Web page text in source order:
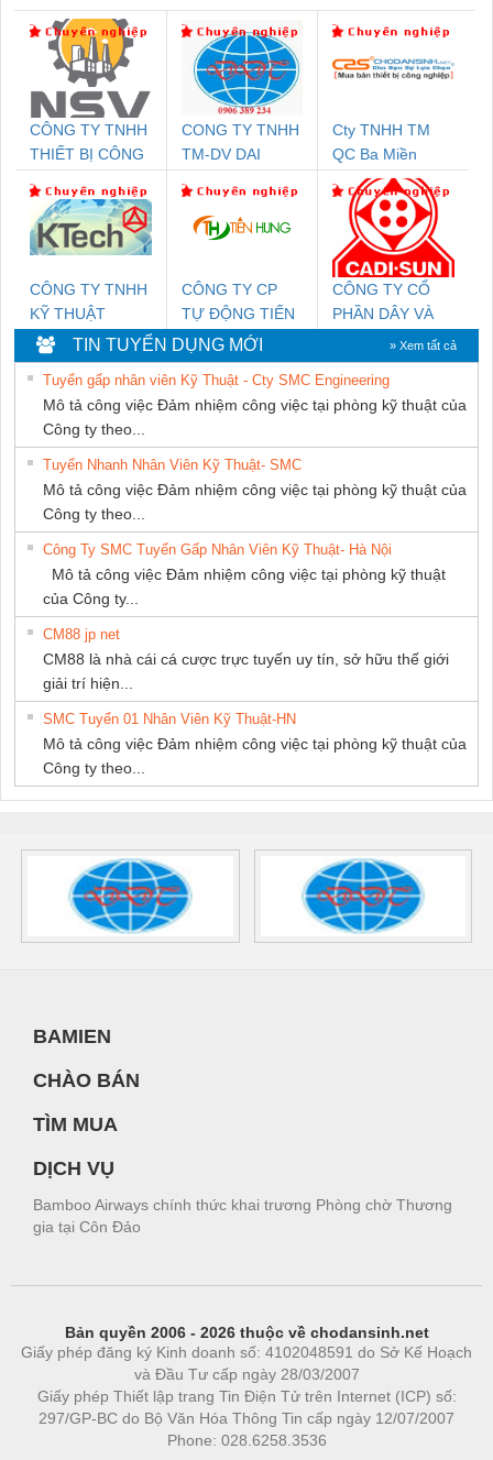
CÔNG TY TNHH
THIẾT BỊ CÔNG
SETSUBI VIỆT
NAM
CONG TY TNHH
TM-DV DAI
Cty TNHH TM
QC Ba Miền
CÔNG TY TNHH
KỸ THUẬT
KTECH VIỆT
NAM
CÔNG TY CP
TỰ ĐỘNG TIẾN
HƯNG
CÔNG TY CỔ
PHẦN DÂY VÀ
CÁP ĐIỆN
THƯỢNG ĐÌNH
TIN TUYỂN DỤNG MỚI » Xem tất cả
Tuyển gấp nhân viên Kỹ Thuật - Cty SMC Engineering
Mô tả công việc Đảm nhiệm công việc tại phòng kỹ thuật của
Công ty theo...
Tuyển Nhanh Nhân Viên Kỹ Thuật- SMC
Mô tả công việc Đảm nhiệm công việc tại phòng kỹ thuật của
Công ty theo...
Công Ty SMC Tuyển Gấp Nhân Viên Kỹ Thuật- Hà Nội
Mô tả công việc Đảm nhiệm công việc tại phòng kỹ thuật
của Công ty...
CM88 jp net
CM88 là nhà cái cá cược trực tuyến uy tín, sở hữu thế giới
giải trí hiện...
SMC Tuyển 01 Nhân Viên Kỹ Thuật-HN
Mô tả công việc Đảm nhiệm công việc tại phòng kỹ thuật của
Công ty theo...
BAMIEN
CHÀO BÁN
TÌM MUA
DỊCH VỤ
Bamboo Airways chính thức khai trương Phòng chờ Thương
gia tại Côn Đảo
Bản quyền 2006 - 2026 thuộc về chodansinh.net
Giấy phép đăng ký Kinh doanh số: 4102048591 do Sở Kế Hoạch
và Đầu Tư cấp ngày 28/03/2007
Giấy phép Thiết lập trang Tin Điện Tử trên Internet (ICP) số:
297/GP-BC do Bộ Văn Hóa Thông Tin cấp ngày 12/07/2007
Phone: 028.6258.3536